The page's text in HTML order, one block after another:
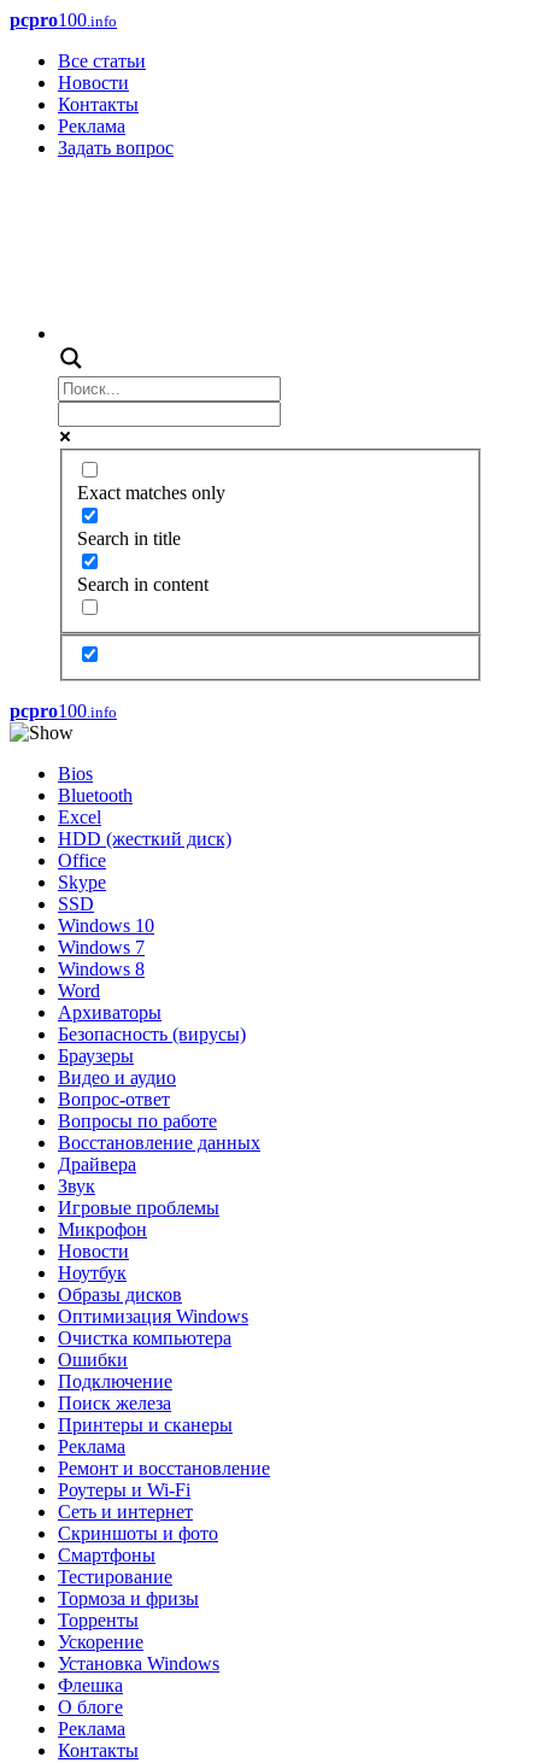
pcpro100.info
Все статьи
Новости
Контакты
Реклама
Задать вопрос
Exact matches only
Search in title
Search in content
pcpro100.info
Bios
Bluetooth
Excel
HDD (жесткий диск)
Office
Skype
SSD
Windows 10
Windows 7
Windows 8
Word
Архиваторы
Безопасность (вирусы)
Браузеры
Видео и аудио
Вопрос-ответ
Вопросы по работе
Восстановление данных
Драйвера
Звук
Игровые проблемы
Микрофон
Новости
Ноутбук
Образы дисков
Оптимизация Windows
Очистка компьютера
Ошибки
Подключение
Поиск железа
Принтеры и сканеры
Реклама
Ремонт и восстановление
Роутеры и Wi-Fi
Сеть и интернет
Скриншоты и фото
Смартфоны
Тестирование
Тормоза и фризы
Торренты
Ускорение
Установка Windows
Флешка
О блоге
Реклама
Контакты